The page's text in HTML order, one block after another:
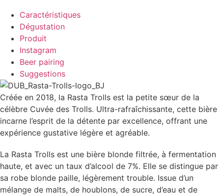
Caractéristiques
Dégustation
Produit
Instagram
Beer pairing
Suggestions
Créée en 2018, la Rasta Trolls est la petite sœur de la
célèbre Cuvée des Trolls. Ultra-rafraîchissante, cette bière
incarne l’esprit de la détente par excellence, offrant une
expérience gustative légère et agréable.
La Rasta Trolls est une bière blonde filtrée, à fermentation
haute, et avec un taux d’alcool de 7%. Elle se distingue par
sa robe blonde paille, légèrement trouble. Issue d’un
mélange de malts, de houblons, de sucre, d’eau et de